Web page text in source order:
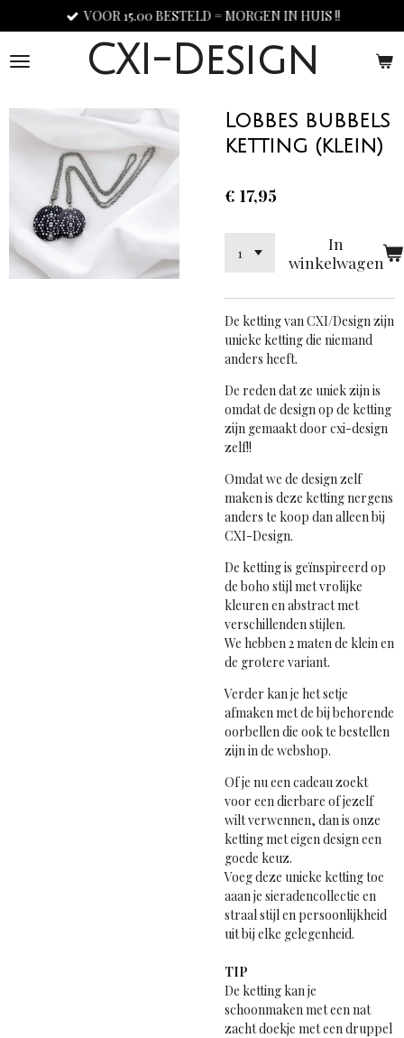
direct
naar
CXI-Design
VOOR 15.00 BESTELD = MORGEN IN HUIS !!
Lobbes bubbels
ketting (klein)
€ 17,95
In
winkelwagen
De ketting van CXI/Designzijn
unieke ketting die niemand
anders heeft.
De reden dat ze uniek zijn is
omdat de design op de ketting
zijn gemaakt door cxi-design
zelf!!
Omdat we de design zelf
maken is deze ketting nergens
anders te koop dan alleen bij
CXI-Design.
De ketting is geïnspireerd op
de boho stijl met vrolijke
kleuren en abstract met
verschillenden stijlen.
We hebben 2 maten de klein en
de grotere variant.
Verder kan je het setje
afmaken met de bij behorende
oorbellen die ook te bestellen
zijn in de webshop.
Of je nu een cadeau zoekt
voor een dierbare of jezelf
wilt verwennen, dan is onze
ketting met eigen design een
goede keuz.
Voeg deze unieke ketting toe
aaan je sieradencollectie en
straal stijl en persoonlijkheid
uit bij elke gelegenheid.
TIP
De ketting kan je
schoonmaken met een nat
zacht doekje met een druppel